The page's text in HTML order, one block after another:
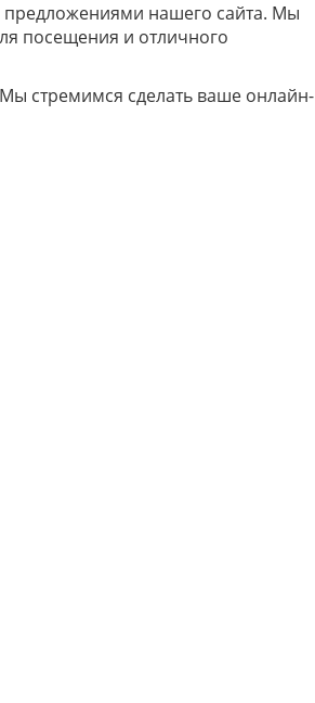
предложениями нашего сайта. Мы
посещения и отличного
стремимся сделать ваше онлайн-